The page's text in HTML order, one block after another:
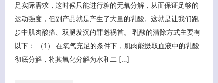
足实际需求，这时候只能进行糖的无氧分解，从而保证足够的
运动强度，但副产品就是产生了大量的乳酸。这就是让我们跑
步中肌肉酸痛、双腿发沉的罪魁祸首。 乳酸的清除方式主要有
以下： （1） 在氧气充足的条件下，肌肉能摄取血液中的乳酸
彻底分解，将其氧化分解为水和二 […]